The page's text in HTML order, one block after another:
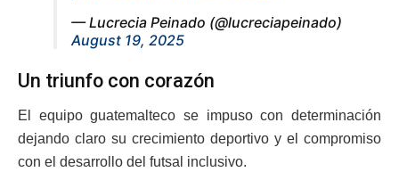
— Lucrecia Peinado (@lucreciapeinado)
August 19, 2025
Un triunfo con corazón
El equipo guatemalteco se impuso con determinación
dejando claro su crecimiento deportivo y el compromiso
con el desarrollo del futsal inclusivo.